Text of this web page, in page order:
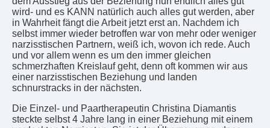
wird- und es KANN natürlich auch alles gut werden, aber
in Wahrheit fängt die Arbeit jetzt erst an. Nachdem ich
selbst immer wieder betroffen war von mehr oder weniger
narzisstischen Partnern, weiß ich, wovon ich rede. Auch
und vor allem wenn es um den immer gleichen
schmerzhaften Kreislauf geht, denn oft kommen wir aus
einer narzisstischen Beziehung und landen
schnurstracks in der nächsten.
Die Einzel- und Paartherapeutin Christina Diamantis
steckte selbst 4 Jahre lang in einer Beziehung mit einem